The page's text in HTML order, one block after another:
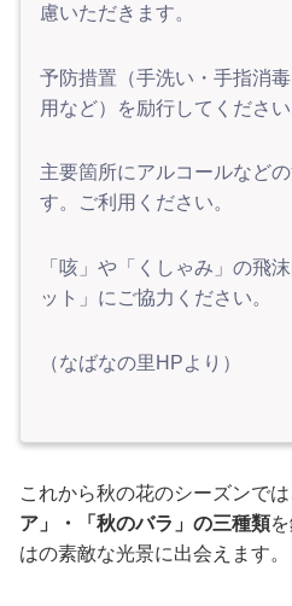
慮いただきます。
予防措置（手洗い・手指消
用など）を励行してください
主要箇所にアルコールなど
す。ご利用ください。
「咳」や「くしゃみ」の飛
ット」にご協力ください。
（なばなの里HPより）
これから秋の花のシーズンでは
ア」・「秋のバラ」の三種類
はの素敵な光景に出会えます。